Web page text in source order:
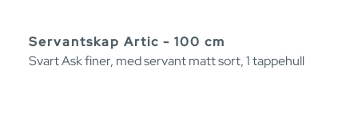
Servantskap Artic - 100 cm
Svart Ask finer, med servant matt sort, 1 tappehull